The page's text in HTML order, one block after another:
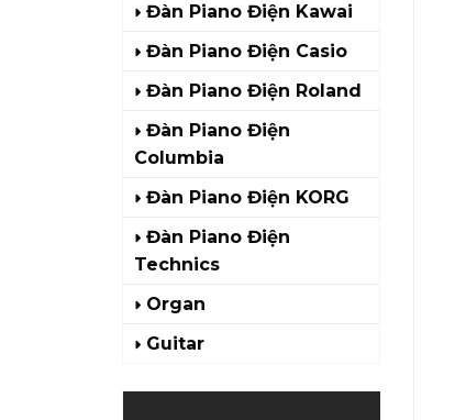
Đàn Piano Điện Kawai
Đàn Piano Điện Casio
Đàn Piano Điện Roland
Đàn Piano Điện
Columbia
Đàn Piano Điện KORG
Đàn Piano Điện
Technics
Organ
Guitar